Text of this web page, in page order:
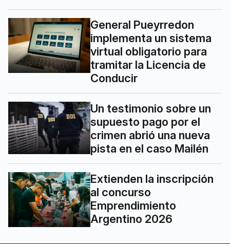
General Pueyrredon
implementa un sistema
virtual obligatorio para
tramitar la Licencia de
Conducir
Un testimonio sobre un
supuesto pago por el
crimen abrió una nueva
pista en el caso Mailén
Extienden la inscripción
al concurso
Emprendimiento
Argentino 2026